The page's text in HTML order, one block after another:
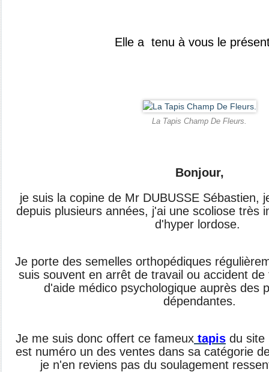
Elle a tenu à vous le
La Tapis Champ De Fleurs.
Bonjour,
je suis la copine de Mr DUBUSSE Sébastien,
depuis plusieurs années, j'ai une scoliose très
d'hyper lordose.
Je porte des semelles orthopédiques
suis souvent en arrêt de travail ou accident
d'aide médico psychologique auprès des
dépendantes.
Je me suis donc offert ce fameux tapis du site
est numéro un des ventes dans sa catégorie
je n'en reviens pas du soulagement